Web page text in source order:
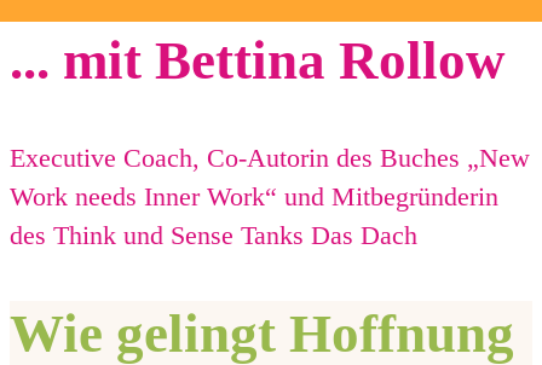
... mit Bettina Rollow
Executive Coach, Co-Autorin des Buches „New
Work needs Inner Work“ und Mitbegründerin
des Think und Sense Tanks Das Dach
Wie gelingt Hoffnung